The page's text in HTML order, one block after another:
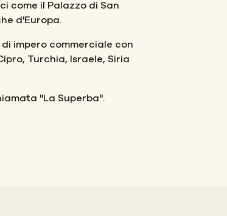
come il Palazzo di San
d'Europa.
impero commerciale con
Turchia, Israele, Siria
"La Superba".